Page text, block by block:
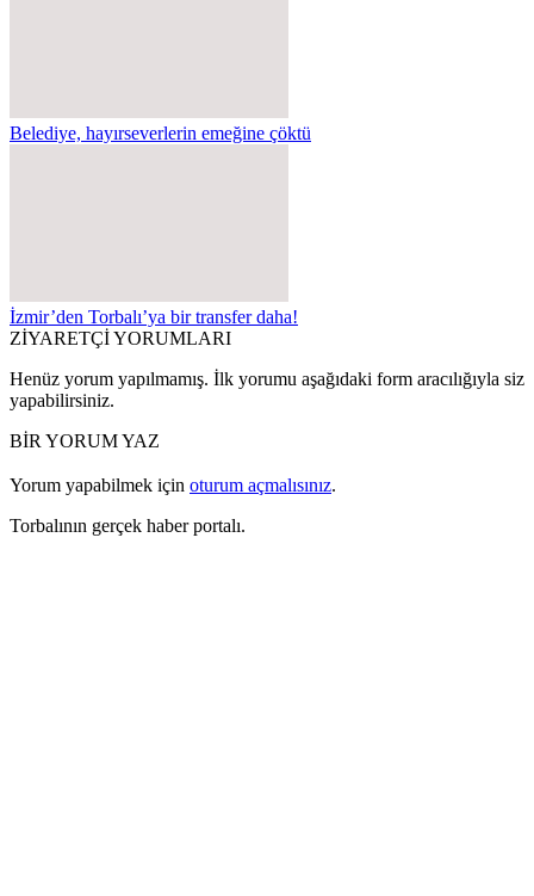
Belediye, hayırseverlerin emeğine çöktü
İzmir’den Torbalı’ya bir transfer daha!
ZİYARETÇİ YORUMLARI
Henüz yorum yapılmamış. İlk yorumu aşağıdaki form aracılığıyla siz
yapabilirsiniz.
BİR YORUM YAZ
Yorum yapabilmek için oturum açmalısınız.
Torbalının gerçek haber portalı.